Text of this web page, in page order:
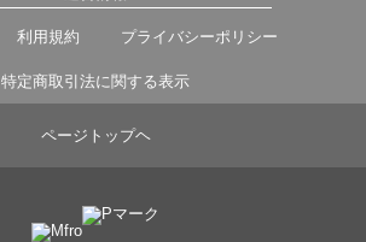
利用規約 プライバシーポリシー
特定商取引法に関する表示
ページトップヘ